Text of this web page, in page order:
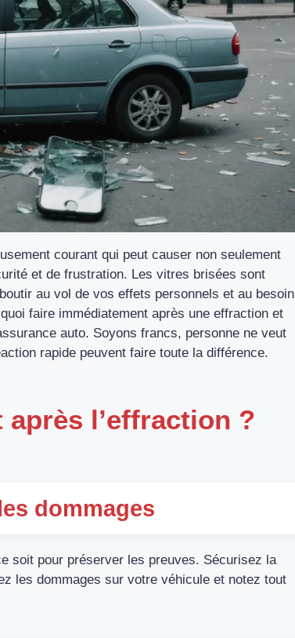
courant qui peut causer non seulement
et de frustration. Les vitres brisées sont
au vol de vos effets personnels et au besoin
faire immédiatement après une effraction et
auto. Soyons francs, personne ne veut
rapide peuvent faire toute la différence.
l’effraction ?
dommages
soit pour préserver les preuves. Sécurisez la
les dommages sur votre véhicule et notez tout